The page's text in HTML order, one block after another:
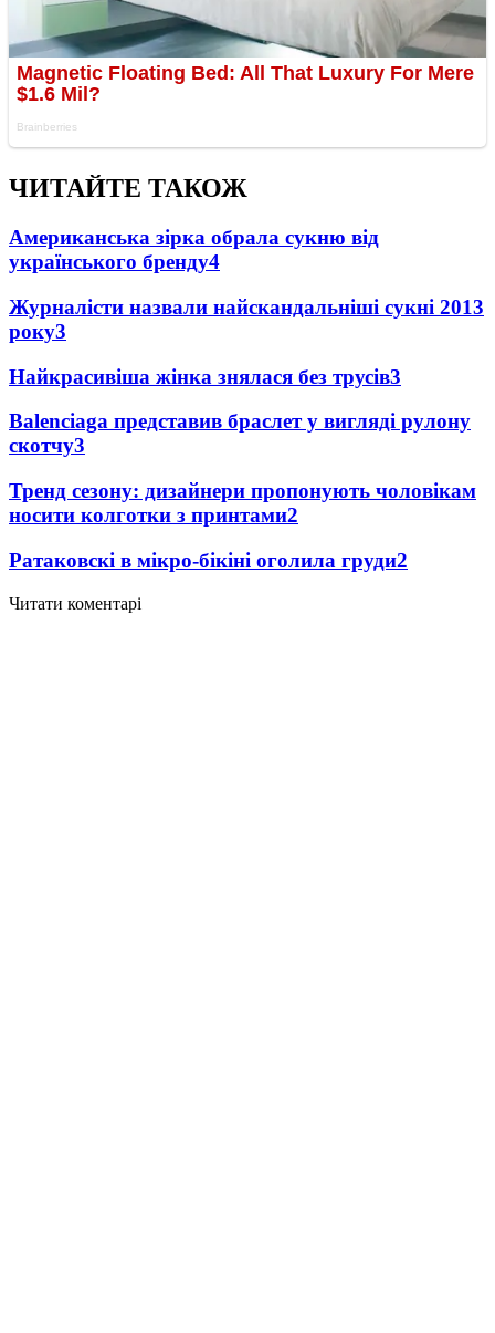
ЧИТАЙТЕ ТАКОЖ
Американська зірка обрала сукню від
українського бренду4
Журналісти назвали найскандальніші сукні 2013
року3
Найкрасивіша жінка знялася без трусів3
Balenciaga представив браслет у вигляді рулону
скотчу3
Тренд сезону: дизайнери пропонують чоловікам
носити колготки з принтами2
Ратаковскі в мікро-бікіні оголила груди2
Читати коментарі